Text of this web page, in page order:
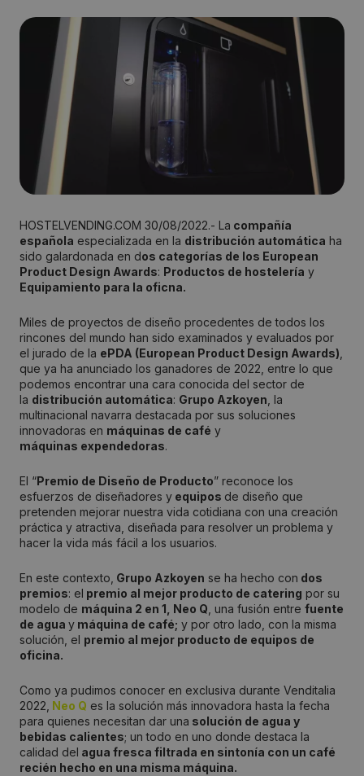
HOSTELVENDING.COM 30/08/2022.- La compañía
española especializada en la distribución automática ha
sido galardonada en dos categorías de los European
Product Design Awards: Productos de hostelería y
Equipamiento para la oficna.
Miles de proyectos de diseño procedentes de todos los
rincones del mundo han sido examinados y evaluados por
el jurado de la ePDA (European Product Design Awards)
que ya ha anunciado los ganadores de 2022, entre lo que
podemos encontrar una cara conocida del sector de
la distribución automática: Grupo Azkoyen , la
multinacional navarra destacada por sus soluciones
innovadoras en máquinas de café y
máquinas expendedoras.
El “Premio de Diseño de Producto” reconoce los
esfuerzos de diseñadores y equipos de diseño que
pretenden mejorar nuestra vida cotidiana con una creación
práctica y atractiva, diseñada para resolver un problema y
hacer la vida más fácil a los usuarios.
En este contexto, Grupo Azkoyen se ha hecho con dos
premios: el premio al mejor producto de catering por su
modelo de máquina 2 en 1, Neo Q , una fusión entre fuente
de agua y máquina de café; y por otro lado, con la misma
solución, el premio al mejor producto de equipos de
oficina.
Como ya pudimos conocer en exclusiva durante Venditalia
2022, Neo Q es la solución más innovadora hasta la fecha
para quienes necesitan dar una solución de agua y
bebidas calientes; un todo en uno donde destaca la
calidad del agua fresca filtrada en sintonía con un café
recién hecho en una misma máquina.